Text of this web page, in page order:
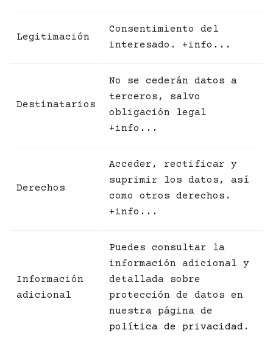
Legitimación
Consentimiento del
interesado. +info...
Destinatarios
No se cederán datos a
terceros, salvo
obligación legal
+info...
Derechos
Acceder, rectificar y
suprimir los datos, así
como otros derechos.
+info...
Información
adicional
Puedes consultar la
información adicional y
detallada sobre
protección de datos en
nuestra página de
política de privacidad .